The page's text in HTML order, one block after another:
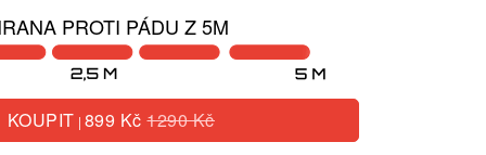
PROTI PÁDU Z 5M
KOUPIT | 899 Kč1290 Kč